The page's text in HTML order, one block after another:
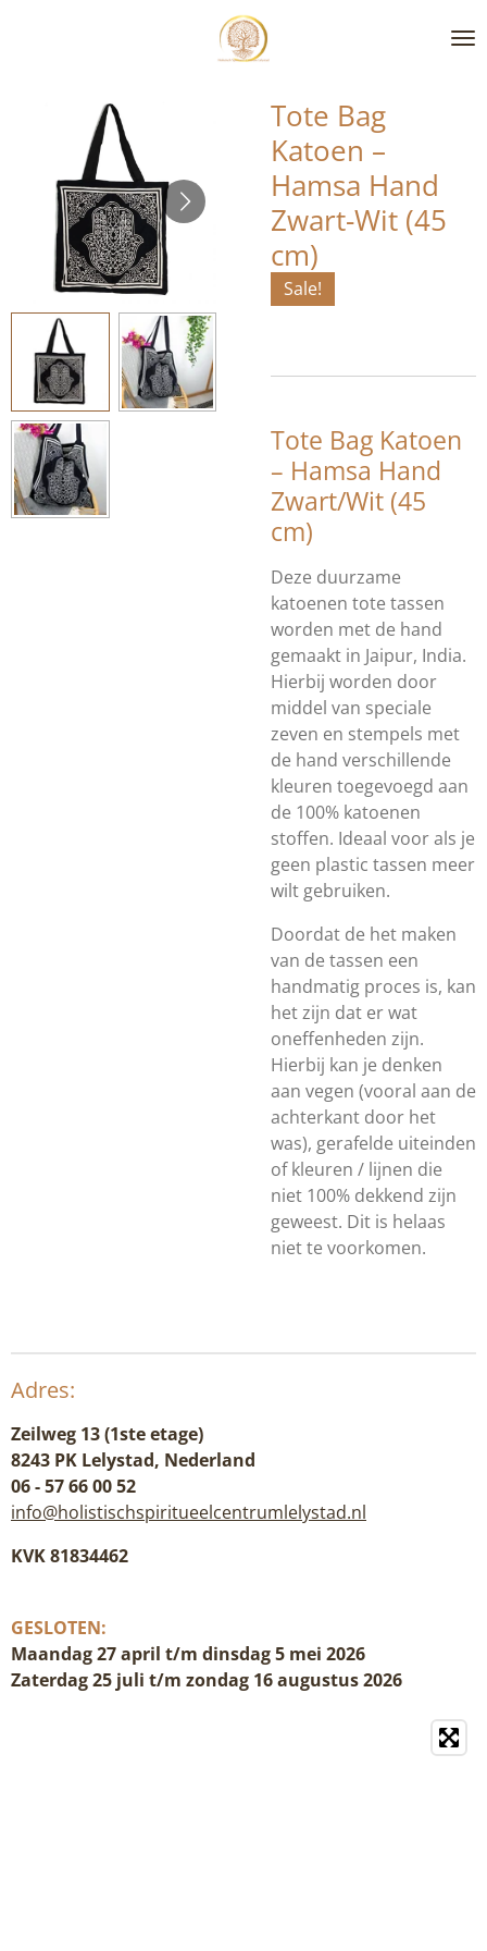
hoofdinhoud
Tote Bag
Katoen –
Hamsa Hand
Zwart-Wit (45
cm)
Sale!
Tote Bag Katoen
– Hamsa Hand
Zwart/Wit (45
cm)
Deze duurzame
katoenen tote tassen
worden met de hand
gemaakt in Jaipur, India.
Hierbij worden door
middel van speciale
zeven en stempels met
de hand verschillende
kleuren toegevoegd aan
de 100% katoenen
stoffen. Ideaal voor als je
geen plastic tassen meer
wilt gebruiken.
Doordat de het maken
van de tassen een
handmatig proces is, kan
het zijn dat er wat
oneffenheden zijn.
Hierbij kan je denken
aan vegen (vooral aan de
achterkant door het
was), gerafelde uiteinden
of kleuren / lijnen die
niet 100% dekkend zijn
geweest. Dit is helaas
niet te voorkomen.
Adres:
Zeilweg 13 (1ste etage)
8243 PK Lelystad, Nederland
06 - 57 66 00 52
info@holistischspiritueelcentrumlelystad.nl
KVK 81834462
GESLOTEN:
Maandag 27 april t/m dinsdag 5 mei 2026
Zaterdag 25 juli t/m zondag 16 augustus 2026